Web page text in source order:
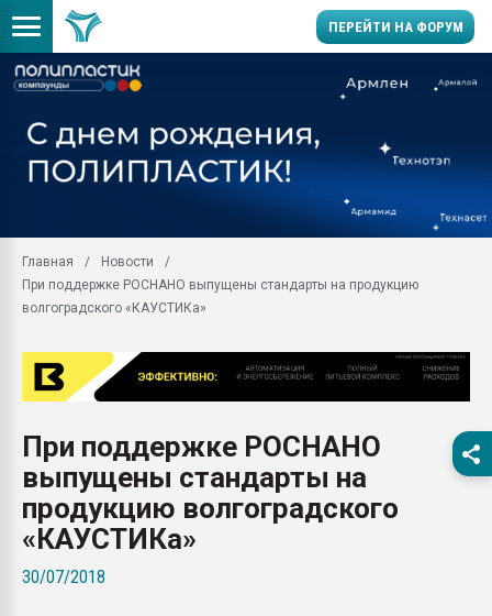
ПЕРЕЙТИ НА ФОРУМ
заводу пластмасс"
28.07.2026
первый план в
28.07.2026
ситуацией на
Всё, что касается
Главная
Новости
При поддержке РОСНАНО выпущены стандарты на продукцию
волгоградского «КАУСТИКа»
При поддержке РОСНАНО
выпущены стандарты на
продукцию волгоградского
«КАУСТИКа»
30/07/2018